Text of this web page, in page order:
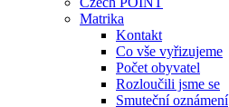
Matrika
Kontakt
Co vše vyřizujeme
Počet obyvatel
Rozloučili jsme se
Smuteční oznámení